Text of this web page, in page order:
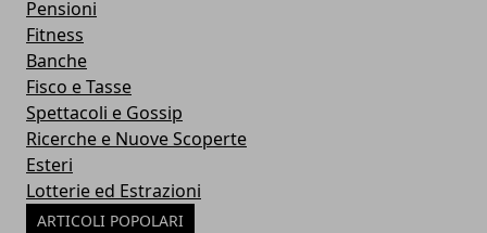
Pensioni
Fitness
Banche
Fisco e Tasse
Spettacoli e Gossip
Ricerche e Nuove Scoperte
Esteri
Lotterie ed Estrazioni
ARTICOLI POPOLARI